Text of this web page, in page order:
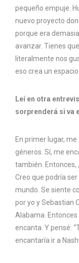
pequeño empuje.
nuevo proyecto
porque era
avanzar. Tienes
literalmente nos
eso crea un
Leí en otra
sorprenderá si va
En primer lugar,
géneros. Sí, me
también. Entonces,
Creo que podría
mundo. Se siente
por yo y Sebastian
Alabama. Entonces
encanta. Y pensé:
encantaría ir a